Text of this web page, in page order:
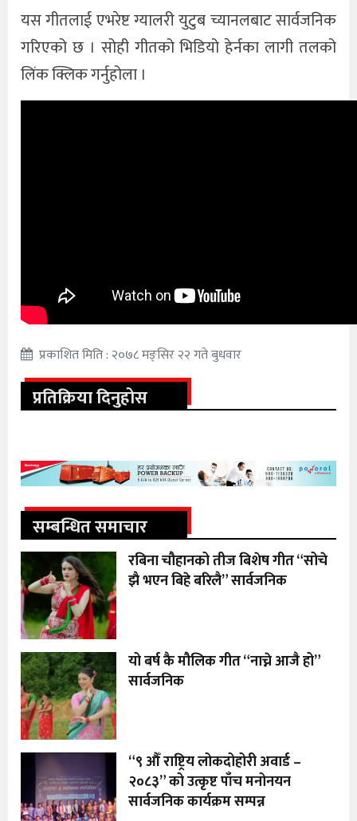
यस गीतलाई एभरेष्ट ग्यालरी युटुब च्यानलबाट सार्वजनिक
गरिएको छ । सोही गीतको भिडियो हेर्नका लागी तलको
लिंक क्लिक गर्नुहोला ।
प्रकाशित मिति : २०७८ मङ्सिर २२ गते बुधवार
प्रतिक्रिया दिनुहोस
सम्बन्धित समाचार
रबिना चौहानको तीज बिशेष गीत “सोचे
झै भएन बिहे बरिलै” सार्वजनिक
यो बर्ष कै मौलिक गीत “नाच्ने आजै हो”
सार्वजनिक
“९ औँ राष्ट्रिय लोकदोहोरी अवार्ड –
२०८३” को उत्कृष्ट पाँच मनोनयन
सार्वजनिक कार्यक्रम सम्पन्न